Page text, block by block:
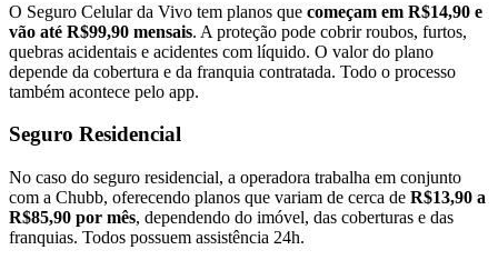
O Seguro Celular da Vivo tem planos que começam em R$14,90 e
vão até R$99,90 mensais. A proteção pode cobrir roubos, furtos,
quebras acidentais e acidentes com líquido. O valor do plano
depende da cobertura e da franquia contratada. Todo o processo
também acontece pelo app.
Seguro Residencial
No caso do seguro residencial, a operadora trabalha em conjunto
com a Chubb, oferecendo planos que variam de cerca de R$13,90 a
R$85,90 por mês, dependendo do imóvel, das coberturas e das
franquias. Todos possuem assistência 24h.